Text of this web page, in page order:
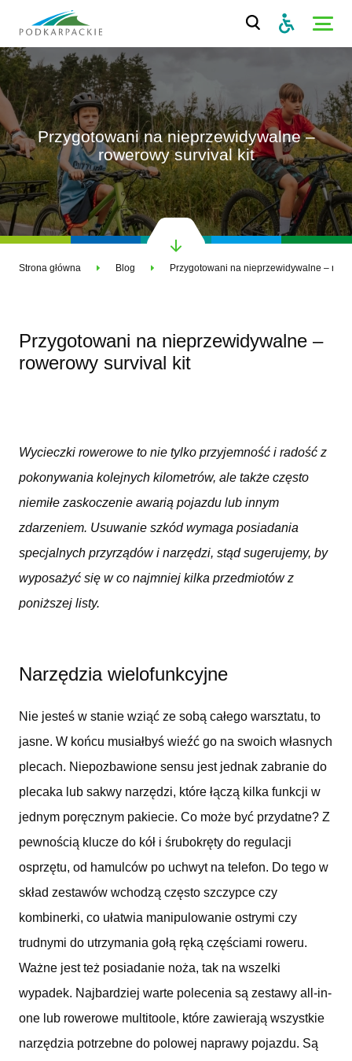
Przygotowani na nieprzewidywalne –
rowerowy survival kit
Strona główna Blog
Przygotowani na nieprzewidywalne –
rowerowy survival kit
Wycieczki rowerowe to nie tylko przyjemność i radość z
pokonywania kolejnych kilometrów, ale także często
niemiłe zaskoczenie awarią pojazdu lub innym
zdarzeniem. Usuwanie szkód wymaga posiadania
specjalnych przyrządów i narzędzi, stąd sugerujemy, by
wyposażyć się w co najmniej kilka przedmiotów z
poniższej listy.
Narzędzia wielofunkcyjne
Nie jesteś w stanie wziąć ze sobą całego warsztatu, to
jasne. W końcu musiałbyś wieźć go na swoich własnych
plecach. Niepozbawione sensu jest jednak zabranie do
plecaka lub sakwy narzędzi, które łączą kilka funkcji w
jednym poręcznym pakiecie. Co może być przydatne? Z
pewnością klucze do kół i śrubokręty do regulacji
osprzętu, od hamulców po uchwyt na telefon. Do tego w
skład zestawów wchodzą często szczypce czy
kombinerki, co ułatwia manipulowanie ostrymi czy
trudnymi do utrzymania gołą ręką częściami roweru.
Ważne jest też posiadanie noża, tak na wszelki
wypadek. Najbardziej warte polecenia są zestawy all-in-
one lub rowerowe multitoole, które zawierają wszystkie
narzędzia potrzebne do polowej naprawy pojazdu. Są